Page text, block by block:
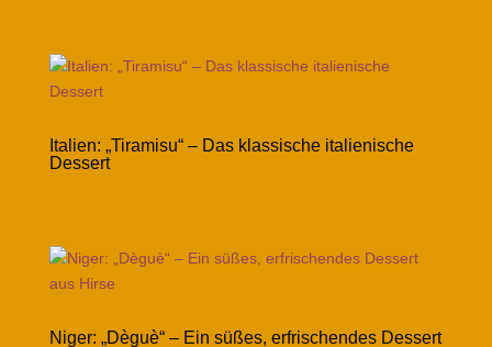
Italien: „Tiramisu“ – Das klassische italienische
Dessert
Niger: „Dèguè“ – Ein süßes, erfrischendes Dessert